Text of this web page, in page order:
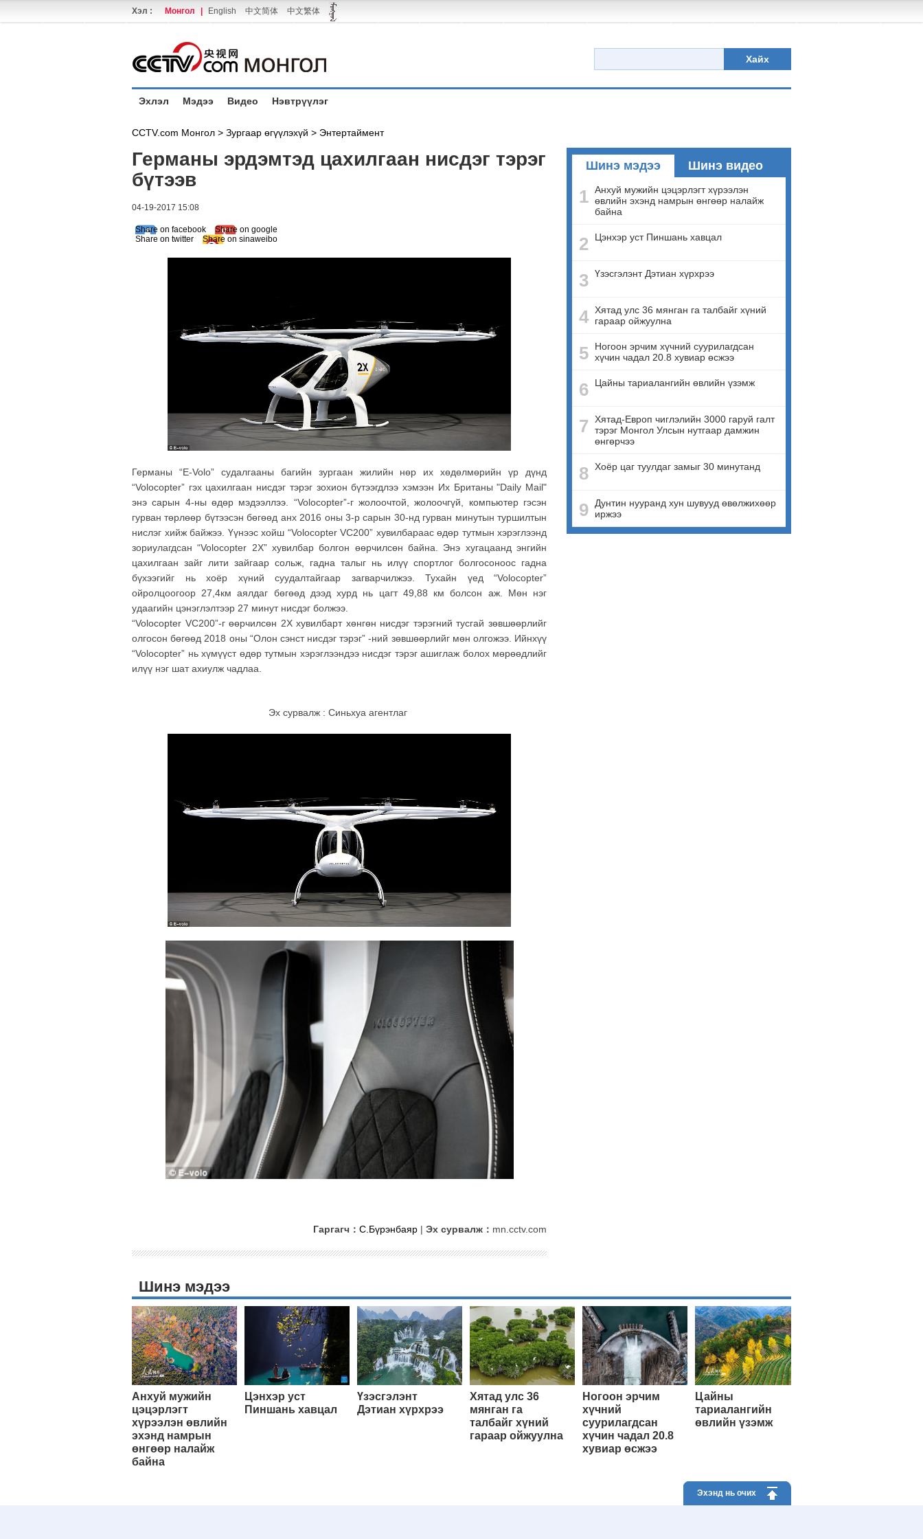
Хэл : Монгол English 中文简体 中文繁体
Хайх
Эхлэл Мэдээ Видео Нэвтрүүлэг
CCTV.com Монгол > Зургаар өгүүлэхүй > Энтертаймент
Германы эрдэмтэд цахилгаан нисдэг тэрэг
бүтээв
04-19-2017 15:08
Share on facebook
Share on google
Share on twitter
Share on sinaweibo
Германы “E-Volo” судалгааны багийн зургаан жилийн нөр их хөдөлмөрийн үр дүнд
“Volocopter” гэх цахилгаан нисдэг тэрэг зохион бүтээгдлээ хэмээн Их Британы "Daily Mail"
энэ сарын 4-ны өдөр мэдээллээ. “Volocopter”-г жолоочтой, жолоочгүй, компьютер гэсэн
гурван төрлөөр бүтээсэн бөгөөд анх 2016 оны 3-р сарын 30-нд гурван минутын туршилтын
нислэг хийж байжээ. Үүнээс хойш “Volocopter VC200” хувилбараас өдөр тутмын хэрэглээнд
зориулагдсан “Volocopter 2X” хувилбар болгон өөрчилсөн байна. Энэ хугацаанд энгийн
цахилгаан зайг лити зайгаар сольж, гадна талыг нь илүү спортлог болгосоноос гадна
бүхээгийг нь хоёр хүний суудалтайгаар загварчилжээ. Тухайн үед “Volocopter”
ойролцоогоор 27,4км аялдаг бөгөөд дээд хурд нь цагт 49,88 км болсон аж. Мөн нэг
удаагийн цэнэглэлтээр 27 минут нисдэг болжээ.
“Volocopter VC200”-г өөрчилсөн 2X хувилбарт хөнгөн нисдэг тэрэгний тусгай зөвшөөрлийг
олгосон бөгөөд 2018 оны “Олон сэнст нисдэг тэрэг” -ний зөвшөөрлийг мөн олгожээ. Ийнхүү
“Volocopter” нь хүмүүст өдөр тутмын хэрэглээндээ нисдэг тэрэг ашиглаж болох мөрөөдлийг
илүү нэг шат ахиулж чадлаа.
Эх сурвалж : Синьхуа агентлаг
Гаргагч： С.Бүрэнбаяр | Эх сурвалж： mn.cctv.com
Шинэ мэдээ Шинэ видео
1 Анхуй мужийн цэцэрлэгт хүрээлэн
өвлийн эхэнд намрын өнгөөр налайж
байна
2 Цэнхэр уст Пиншань хавцал
3 Үзэсгэлэнт Дэтиан хүрхрээ
4 Хятад улс 36 мянган га талбайг хүний
гараар ойжуулна
5
Ногоон эрчим хүчний суурилагдсан
хүчин чадал 20.8 хувиар өсжээ
6 Цайны тариалангийн өвлийн үзэмж
7
Хятад-Европ чиглэлийн 3000 гаруй галт
тэрэг Монгол Улсын нутгаар дамжин
өнгөрчээ
8 Хоёр цаг туулдаг замыг 30 минутанд
9
Дунтин нууранд хун шувууд өвөлжихөөр
иржээ
Шинэ мэдээ
Анхуй мужийн
цэцэрлэгт
хүрээлэн өвлийн
эхэнд намрын
өнгөөр налайж
байна
Цэнхэр уст
Пиншань хавцал
Үзэсгэлэнт
Дэтиан хүрхрээ
Хятад улс 36
мянган га
талбайг хүний
гараар ойжуулна
Ногоон эрчим
хүчний
суурилагдсан
хүчин чадал 20.8
хувиар өсжээ
Цайны
тариалангийн
өвлийн үзэмж
Эхэнд нь очих